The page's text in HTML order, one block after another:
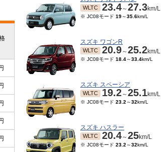
WLTC 23.4～27.3km/L
※ JC08モード 19～35.6km/L
スズキ ワゴンR
WLTC 20.9～25.2km/L
※ JC08モード 18.4～33.4km/L
スズキ スペーシア
WLTC 19.2～25.1km/L
※ JC08モード 23.2 ～32km/L
スズキ ハスラー
WLTC 20.4～25km/L
※ JC08モード 23.2 ～32km/L